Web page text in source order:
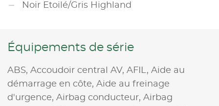
Noir Etoilé/Gris Highland
Équipements de série
ABS, Accoudoir central AV, AFIL, Aide au
démarrage en côte, Aide au freinage
d'urgence, Airbag conducteur, Airbag